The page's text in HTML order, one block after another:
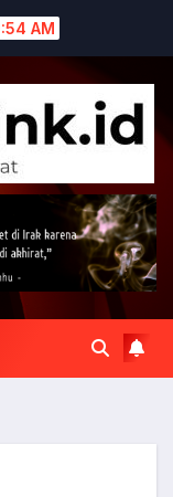
AM